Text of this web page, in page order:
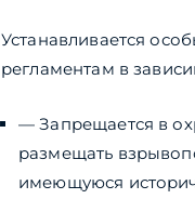
Устанавливается
регламентам в
— Запрещается в
размещать
имеющуюся